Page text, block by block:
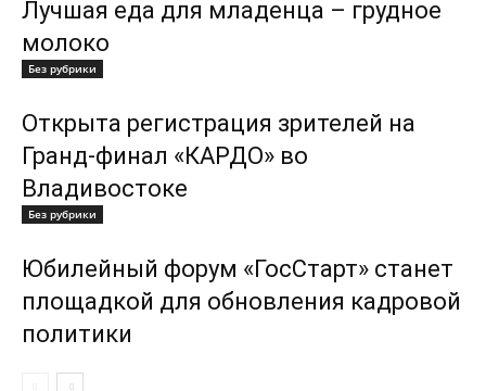
Лучшая еда для младенца – грудное
молоко
Без рубрики
Открыта регистрация зрителей на
Гранд-финал «КАРДО» во
Владивостоке
Без рубрики
Юбилейный форум «ГосСтарт» станет
площадкой для обновления кадровой
политики